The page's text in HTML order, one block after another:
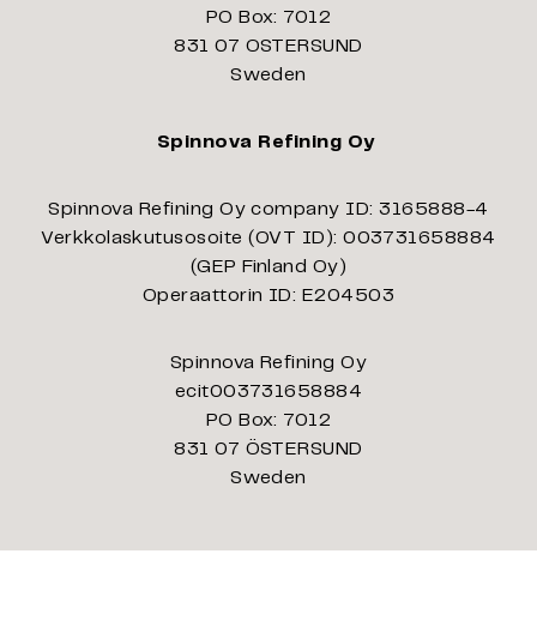
PO Box: 7012
831 07 OSTERSUND
Sweden
Spinnova Refining Oy
Spinnova Refining Oy company ID: 3165888-4
Verkkolaskutusosoite (OVT ID): 003731658884
(GEP Finland Oy)
Operaattorin ID: E204503
Spinnova Refining Oy
ecit003731658884
PO Box: 7012
831 07 ÖSTERSUND
Sweden